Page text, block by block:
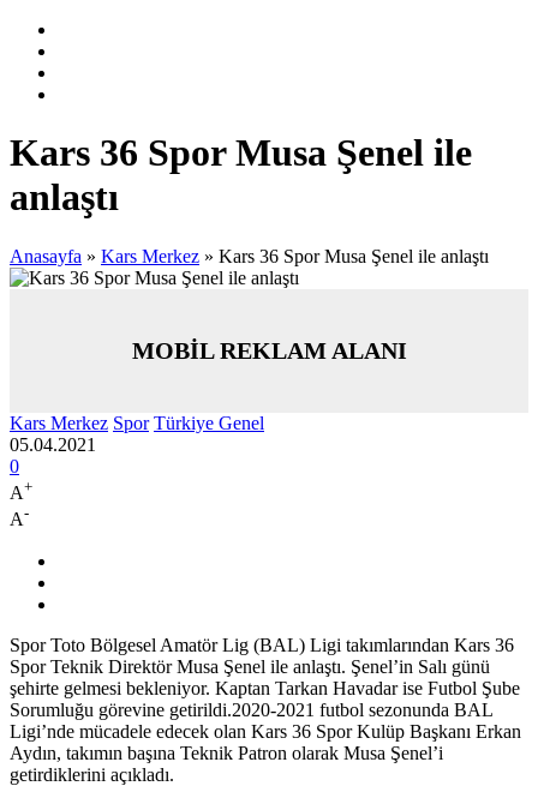
Kars 36 Spor Musa Şenel ile
anlaştı
Anasayfa » Kars Merkez » Kars 36 Spor Musa Şenel ile anlaştı
MOBİL REKLAM ALANI
Kars Merkez Spor Türkiye Genel
05.04.2021
0
A+
A-
Spor Toto Bölgesel Amatör Lig (BAL) Ligi takımlarından Kars 36
Spor Teknik Direktör Musa Şenel ile anlaştı. Şenel’in Salı günü
şehirte gelmesi bekleniyor. Kaptan Tarkan Havadar ise Futbol Şube
Sorumluğu görevine getirildi.2020-2021 futbol sezonunda BAL
Ligi’nde mücadele edecek olan Kars 36 Spor Kulüp Başkanı Erkan
Aydın, takımın başına Teknik Patron olarak Musa Şenel’i
getirdiklerini açıkladı.